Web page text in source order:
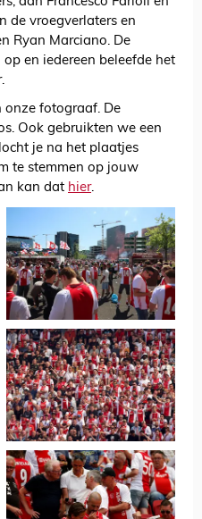
de vroegverlaters en
Ryan Marciano. De
en iedereen beleefde het
onze fotograaf. De
Ook gebruikten we een
je na het plaatjes
te stemmen op jouw
kan dat hier.